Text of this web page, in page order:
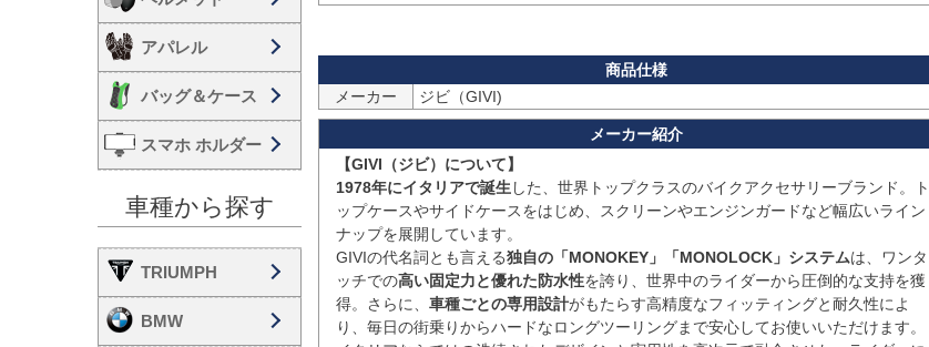
アパレル
バッグ＆ケース
スマホ ホルダー
車種から探す
TRIUMPH
BMW
メーカー ジビ（GIVI)
【GIVI（ジビ）について】
1978年にイタリアで誕生 した、世界トップクラスのバイクアクセサリーブランド。ト
ップケースやサイドケースをはじめ、スクリーンやエンジンガードなど幅広いライン
ナップを展開しています。
GIVIの代名詞とも言える独自の「MONOKEY」「MONOLOCK」システムは、ワンタ
ッチでの高い固定力と優れた防水性を誇り、世界中のライダーから圧倒的な支持を獲
得。さらに、 車種ごとの専用設計がもたらす高精度なフィッティングと耐久性によ
り、毎日の街乗りからハードなロングツーリングまで安心してお使いいただけます。